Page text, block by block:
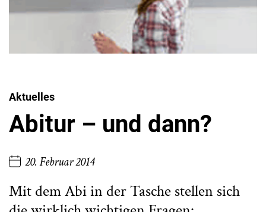
Aktuelles
Abitur – und dann?
20. Februar 2014
Mit dem Abi in der Tasche stellen sich